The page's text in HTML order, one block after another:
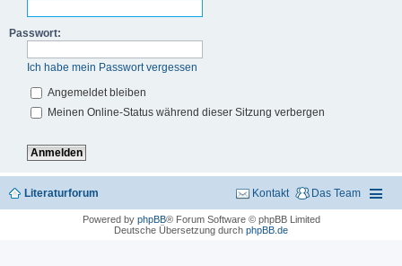
Passwort:
Ich habe mein Passwort vergessen
Angemeldet bleiben
Meinen Online-Status während dieser Sitzung verbergen
Literaturforum Das Team
Kontakt
Powered by phpBB® Forum Software © phpBB Limited
Deutsche Übersetzung durch phpBB.de